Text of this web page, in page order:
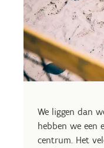
We liggen dan
hebben we een
centrum. Het